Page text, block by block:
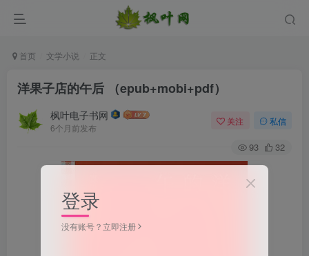
首页 文学小说 正文
洋果子店的午后 （epub+mobi+pdf）
枫叶电子书网
6个月前发布
关注 私信
93 32
登录
没有账号？立即注册